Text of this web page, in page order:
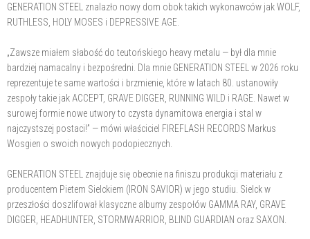
GENERATION STEEL znalazło nowy dom obok takich wykonawców jak WOLF,
RUTHLESS, HOLY MOSES i DEPRESSIVE AGE.
„Zawsze miałem słabość do teutońskiego heavy metalu — był dla mnie
bardziej namacalny i bezpośredni. Dla mnie GENERATION STEEL w 2026 roku
reprezentuje te same wartości i brzmienie, które w latach 80. ustanowiły
zespoły takie jak ACCEPT, GRAVE DIGGER, RUNNING WILD i RAGE. Nawet w
surowej formie nowe utwory to czysta dynamitowa energia i stal w
najczystszej postaci!” — mówi właściciel FIREFLASH RECORDS Markus
Wosgien o swoich nowych podopiecznych.
GENERATION STEEL znajduje się obecnie na finiszu produkcji materiału z
producentem Pietem Sielckiem (IRON SAVIOR) w jego studiu. Sielck w
przeszłości doszlifował klasyczne albumy zespołów GAMMA RAY, GRAVE
DIGGER, HEADHUNTER, STORMWARRIOR, BLIND GUARDIAN oraz SAXON.